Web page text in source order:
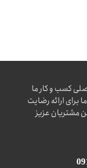
کسب و کار ما
ارائه رضایت
مشتریان عزیز